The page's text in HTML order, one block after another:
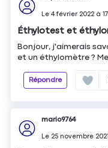
Le4 février 2022 à
Éthylotest et
Bonjour, j'aimerais
et un éthylomètre ?
Répondre
mario9764
Le 25 novembre 2021